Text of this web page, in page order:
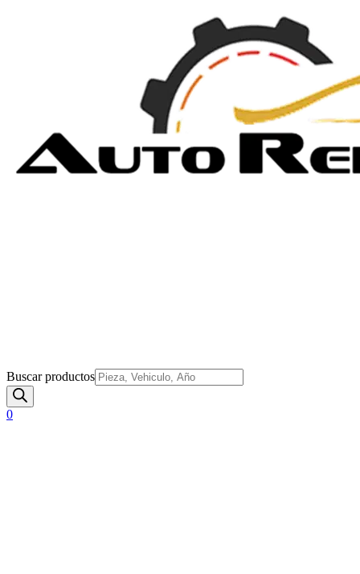
Buscar productos
0